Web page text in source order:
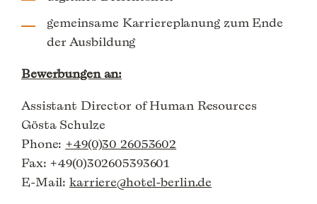
gemeinsame Karriereplanung zum Ende
der Ausbildung
Bewerbungen an:
Assistant Director of Human Resources
Gösta Schulze
Phone: +49(0)30 26053602
Fax: +49(0)302605393601
E-Mail:karriere@hotel-berlin.de